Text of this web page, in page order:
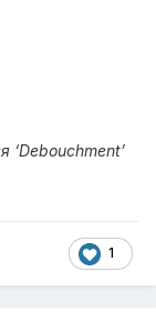
‘Debouchment’
1